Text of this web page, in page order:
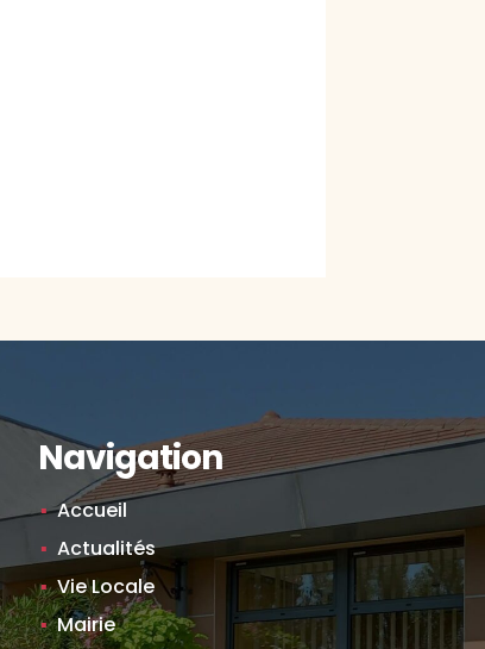
Navigation
Accueil
Actualités
Vie Locale
Mairie